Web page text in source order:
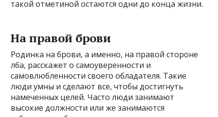
такой отметиной остаются одни до конца жизни.
На правой брови
Родинка на брови, а именно, на правой стороне
лба, расскажет о самоуверенности и
самовлюбленности своего обладателя. Такие
люди умны и сделают все, чтобы достигнуть
намеченных целей. Часто люди занимают
высокие должности или же занимаются